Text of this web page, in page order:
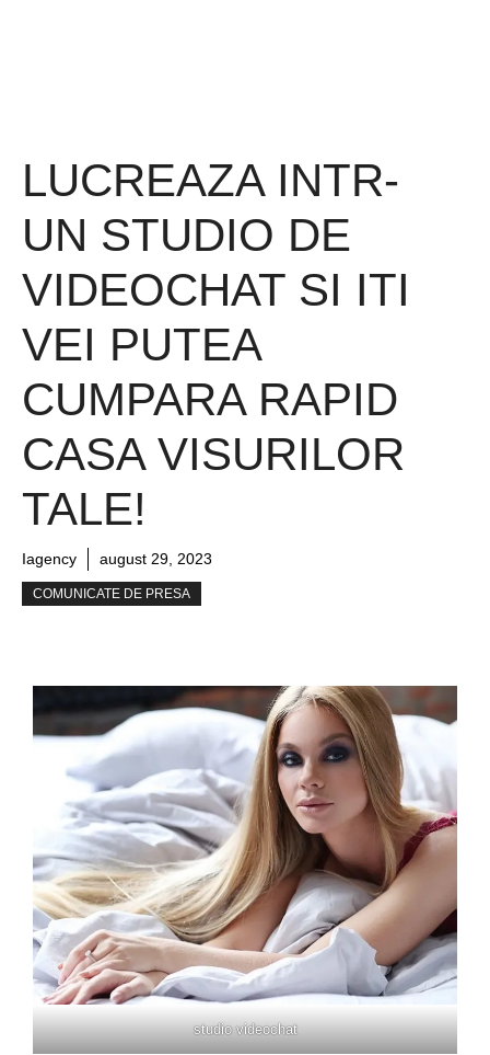
LUCREAZA INTR-
UN STUDIO DE
VIDEOCHAT SI ITI
VEI PUTEA
CUMPARA RAPID
CASA VISURILOR
TALE!
Iagency august 29, 2023
COMUNICATE DE PRESA
studio videochat